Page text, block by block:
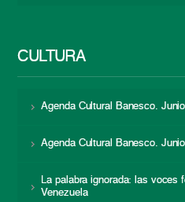
CULTURA
Agenda Cultural Banesco.
Agenda Cultural Banesco.
La palabra ignorada: las voces
Venezuela